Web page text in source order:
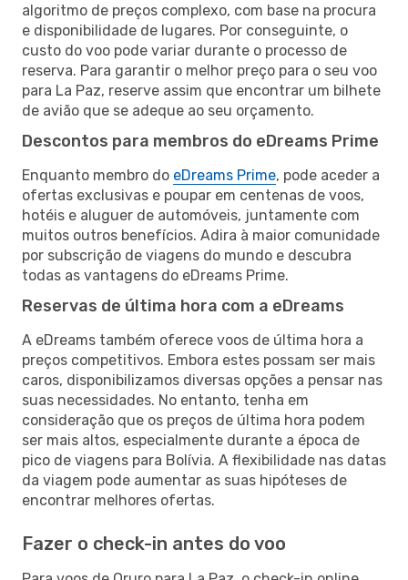
algoritmo de preços complexo, com base na procura
e disponibilidade de lugares. Por conseguinte, o
custo do voo pode variar durante o processo de
reserva. Para garantir o melhor preço para o seu voo
para La Paz, reserve assim que encontrar um bilhete
de avião que se adeque ao seu orçamento.
Descontos para membros do eDreams Prime
Enquanto membro do eDreams Prime, pode aceder a
ofertas exclusivas e poupar em centenas de voos,
hotéis e aluguer de automóveis, juntamente com
muitos outros benefícios. Adira à maior comunidade
por subscrição de viagens do mundo e descubra
todas as vantagens do eDreams Prime.
Reservas de última hora com a eDreams
A eDreams também oferece voos de última hora a
preços competitivos. Embora estes possam ser mais
caros, disponibilizamos diversas opções a pensar nas
suas necessidades. No entanto, tenha em
consideração que os preços de última hora podem
ser mais altos, especialmente durante a época de
pico de viagens para Bolívia. A flexibilidade nas datas
da viagem pode aumentar as suas hipóteses de
encontrar melhores ofertas.
Fazer o check-in antes do voo